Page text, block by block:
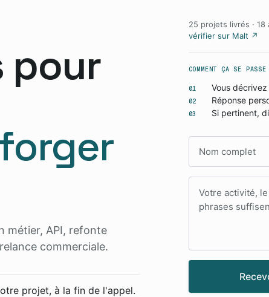
pour
métier, API, refonte
commerciale.
projet, à la fin de l'appel.
25 projets livrés · 18
vérifier sur Malt ↗
COMMENT ÇA SE PASSE
01 Vous
02 Réponse
03 Si pertinent,